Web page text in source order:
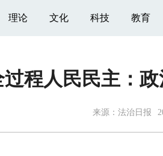
理论 文化 科技 教育
程人民民主：
来源： 法治日报